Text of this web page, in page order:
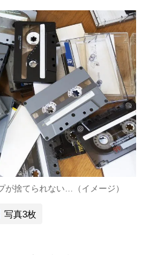
が捨てられない…（イメージ）
写真3枚